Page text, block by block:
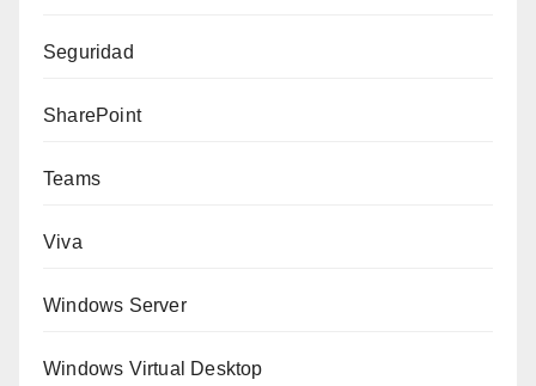
Seguridad
SharePoint
Teams
Viva
Windows Server
Windows Virtual Desktop